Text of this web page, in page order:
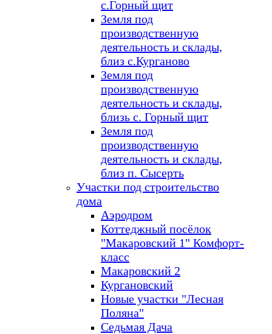
с.Горный щит
Земля под
производственную
деятельность и склады,
близ с.Курганово
Земля под
производственную
деятельность и склады,
близь с. Горный щит
Земля под
производственную
деятельность и склады,
близ п. Сысерть
Участки под строительство
дома
Аэродром
Коттеджный посёлок
"Макаровский 1" Комфорт-
класс
Макаровский 2
Кургановский
Новые участки "Лесная
Поляна"
Седьмая Дача